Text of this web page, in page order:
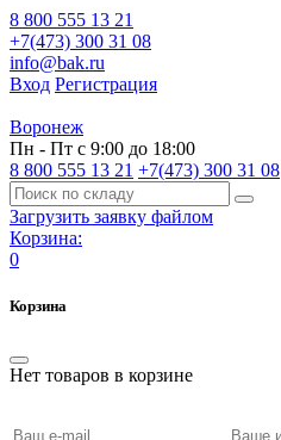
8 800 555 13 21
+7(473) 300 31 08
info@bak.ru
Вход Регистрация
Воронеж
Пн - Пт с 9:00 до 18:00
8 800 555 13 21 +7(473) 300 31 08
Загрузить заявку файлом
Корзина:
0
Корзина
Нет товаров в корзине